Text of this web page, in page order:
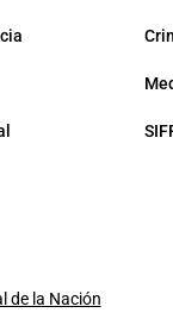
de la Nación